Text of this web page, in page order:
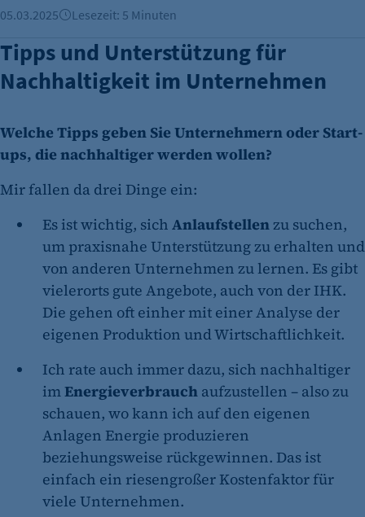
05.03.2025 Lesezeit: 5 Minuten
Tipps und Unterstützung für
Nachhaltigkeit im Unternehmen
Welche Tipps geben Sie Unternehmern oder Start-
ups, die nachhaltiger werden wollen?
Mir fallen da drei Dinge ein:
Es ist wichtig, sich Anlaufstellenzu suchen,
um praxisnahe Unterstützung zu erhalten und
von anderen Unternehmen zu lernen. Es gibt
vielerorts gute Angebote, auch von der IHK.
Die gehen oft einher mit einer Analyse der
eigenen Produktion und Wirtschaftlichkeit.
Ich rate auch immer dazu, sich nachhaltiger
imEnergieverbrauch aufzustellen – also zu
schauen, wo kann ich auf den eigenen
Anlagen Energie produzieren
beziehungsweise rückgewinnen. Das ist
einfach ein riesengroßer Kostenfaktor für
viele Unternehmen.